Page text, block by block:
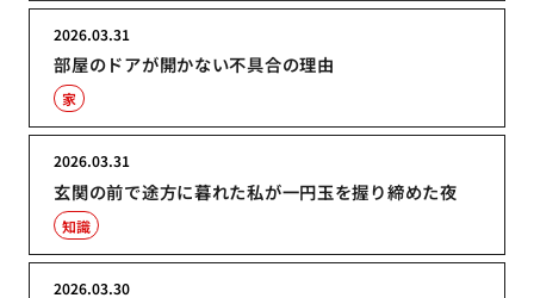
部屋のドアが開かない不具合の理由
2026.03.31
家
玄関の前で途方に暮れた私が一円玉を握り締めた夜
2026.03.31
知識
2026.03.30